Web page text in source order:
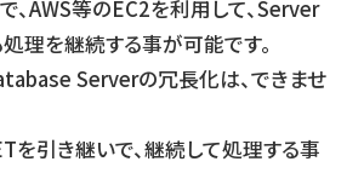
、AWS等のEC2を利用して、Server
理を継続する事が可能です。
Serverの冗長化は、できませ
引き継いで、継続して処理する事